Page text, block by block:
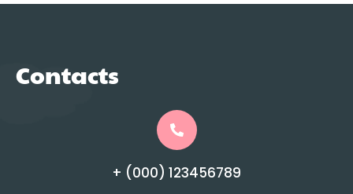
Contacts
+ (000) 123456789